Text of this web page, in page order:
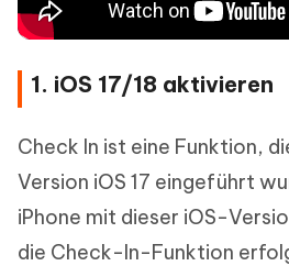
1. iOS 17/18 aktivieren
Check In ist eine Funktion,
Version iOS 17 eingeführt
iPhone mit dieser iOS-
die Check-In-Funktion